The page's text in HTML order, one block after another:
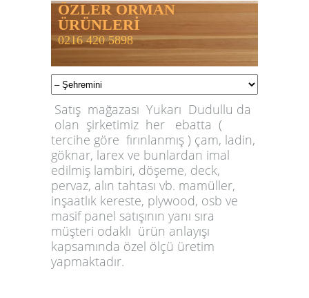
ÖZLER ORMAN
ÜRÜNLERİ
0216 420 5898
Satış mağazası Yukarı Dudullu da
olan şirketimiz her ebatta (
tercihe göre fırınlanmış ) çam, ladin,
göknar, larex ve bunlardan imal
edilmiş lambiri, döşeme, deck,
pervaz, alın tahtası vb. mamüller,
inşaatlık kereste, plywood, osb ve
masif panel satışının yanı sıra
müşteri odaklı ürün anlayışı
kapsamında özel ölçü üretim
yapmaktadır.